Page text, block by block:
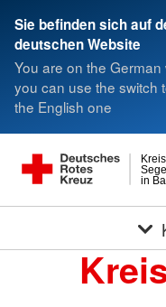
Sie befinden sich auf
deutschen Website
You are on the German
you can use the switch
the English one
in